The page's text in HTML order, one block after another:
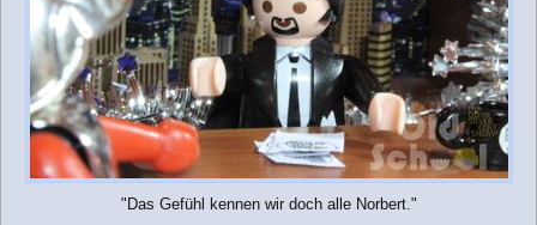
"Das Gefühl kennen wir doch alle Norbert."